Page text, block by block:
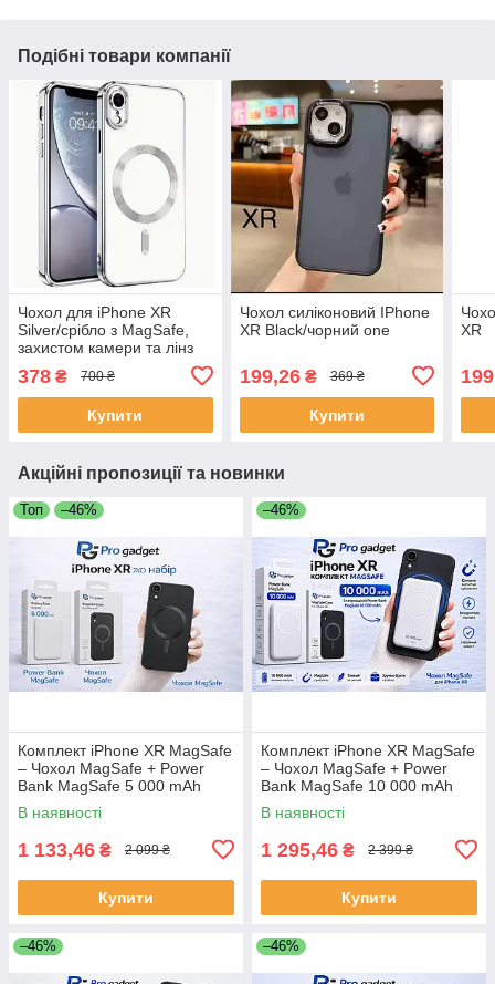
Подібні товари компанії
Чохол для iPhone XR
Silver/срібло з MagSafe,
захистом камери та лінз
378 ₴ 700 ₴
Купити
Чохол силіконовий IPhone
XR Black/чорний one
199,26₴ 369 ₴
Купити
XR
Акційні пропозиції та новинки
Топ –46%
Комплект iPhone XR MagSafe
– Чохол MagSafe + Power
Bank MagSafe 5 000 mAh
бездротовий
В наявності
1 133,46 ₴ 2 099 ₴
Купити
–46%
Комплект iPhone XR MagSafe
– Чохол MagSafe + Power
Bank MagSafe 10 000 mAh
бездротовий
В наявності
1 295,46 ₴ 2 399 ₴
Купити
–46% –46%